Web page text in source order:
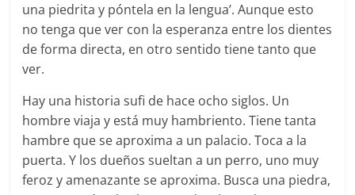
una piedrita y póntela en la lengua’. Aunque esto
no tenga que ver con la esperanza entre los dientes
de forma directa, en otro sentido tiene tanto que
ver.
Hay una historia sufi de hace ocho siglos. Un
hombre viaja y está muy hambriento. Tiene tanta
hambre que se aproxima a un palacio. Toca a la
puerta. Y los dueños sueltan a un perro, uno muy
feroz y amenazante se aproxima. Busca una piedra,